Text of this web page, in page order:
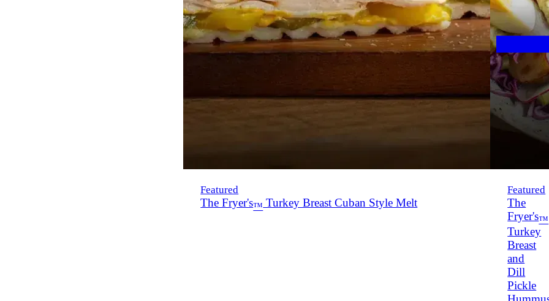
Featured
The Fryer's™ Turkey Breast Cuban Style Melt
Featured
The
Fryer's™
Turkey
Breast
and
Dill
Pickle